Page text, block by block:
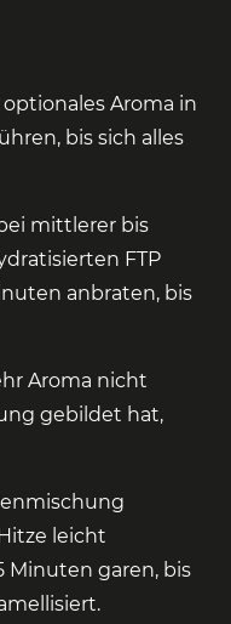
optionales Aroma in
bis sich alles
mittlerer bis
FTP
anbraten, bis
Aroma nicht
gebildet hat,
leicht
Minuten garen, bis